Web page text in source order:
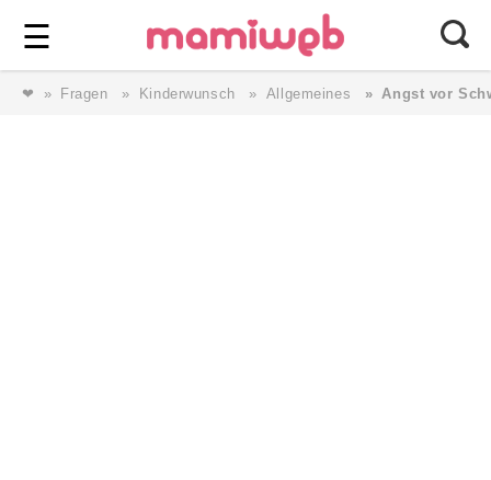
☰ ⎯ Wir lieben Familie ⎯
❤ Fragen Kinderwunsch Allgemeines Angst vor